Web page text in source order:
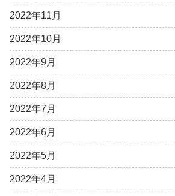
2022年11月
2022年10月
2022年9月
2022年8月
2022年7月
2022年6月
2022年5月
2022年4月